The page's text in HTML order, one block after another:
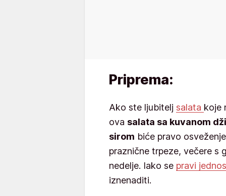
Priprema:
Ako ste ljubitelj salata koje
ova salata sa kuvanom
sirom biće pravo
praznične trpeze, večere s
nedelje. Iako se pravi
iznenaditi.